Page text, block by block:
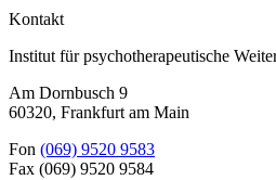
Kontakt
Institut für psychotherapeutische
Am Dornbusch 9
60320, Frankfurt am Main
Fon (069) 9520 9583
Fax (069) 9520 9584